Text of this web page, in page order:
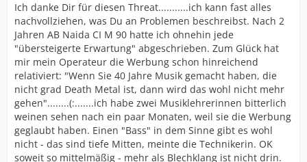
Ich danke Dir für diesen Threat...........ich kann fast alles
nachvollziehen, was Du an Problemen beschreibst. Nach 2
Jahren AB Naida CI M 90 hatte ich ohnehin jede
"übersteigerte Erwartung" abgeschrieben. Zum Glück hat
mir mein Operateur die Werbung schon hinreichend
relativiert: "Wenn Sie 40 Jahre Musik gemacht haben, die
nicht grad Death Metal ist, dann wird das wohl nicht mehr
gehen"........(:.......ich habe zwei Musiklehrerinnen bitterlich
weinen sehen nach ein paar Monaten, weil sie die Werbung
geglaubt haben. Einen "Bass" in dem Sinne gibt es wohl
nicht - das sind tiefe Mitten, meinte die Technikerin. OK
soweit so mittelmäßig - mehr als Blechklang ist nicht drin.